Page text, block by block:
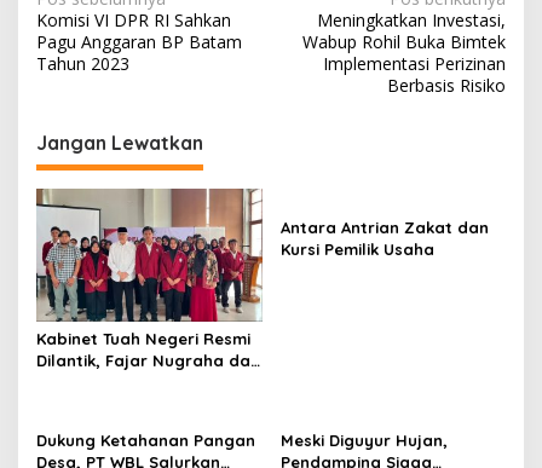
a
v
g
a
s
i
p
o
s
Komisi VI DPR RI Sahkan
Pagu Anggaran BP Batam
Tahun 2023
Meningkatkan Investasi,
Wabup Rohil Buka Bimtek
Implementasi Perizinan
Berbasis Risiko
Jangan Lewatkan
Kabinet Tuah Negeri Resmi
Dilantik, Fajar Nugraha dan
Antara Antrian Zakat dan
Kursi Pemilik Usaha
Dukung Ketahanan Pangan
Desa, PT WBL Salurkan
Meski Diguyur Hujan,
Pendamping Siaga